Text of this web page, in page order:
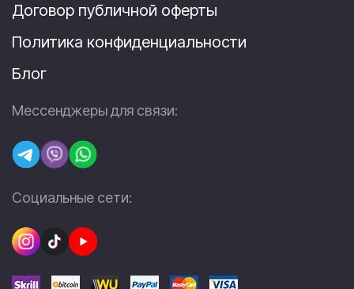
Договор публичной оферты
Политика конфиденциальности
Блог
Мессенджеры для связи:
Социальные сети: